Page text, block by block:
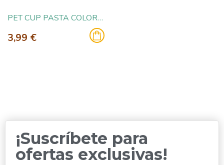
PET CUP PASTA COLORANTE ROJA 750GR
3,99 €
¡Suscríbete para
ofertas exclusivas!